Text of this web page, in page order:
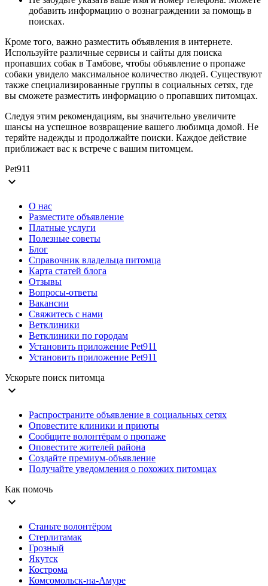
добавить информацию о вознаграждении за помощь в
поисках.
Кроме того, важно разместить объявления в интернете.
Используйте различные сервисы и сайты для поиска
пропавших собак в Тамбове, чтобы объявление о пропаже
собаки увидело максимальное количество людей. Существуют
также специализированные группы в социальных сетях, где
вы сможете разместить информацию о пропавших питомцах.
Следуя этим рекомендациям, вы значительно увеличите
шансы на успешное возвращение вашего любимца домой. Не
теряйте надежды и продолжайте поиски. Каждое действие
приближает вас к встрече с вашим питомцем.
Pet911
expand_more
О нас
Разместите объявление
Платные услуги
Полезные советы
Блог
Справочник владельца питомца
Карта статей блога
Отзывы
Вопросы-ответы
Вакансии
Свяжитесь с нами
Ветклиники
Ветклиники по городам
Установить приложение Pet911
Установить приложение Pet911
Ускорьте поиск питомца
expand_more
Распространите объявление в социальных сетях
Оповестите клиники и приюты
Сообщите волонтёрам о пропаже
Оповестите жителей района
Создайте премиум-объявление
Получайте уведомления о похожих питомцах
Как помочь
expand_more
Станьте волонтёром
Стерлитамак
Грозный
Якутск
Кострома
Комсомольск-на-Амуре